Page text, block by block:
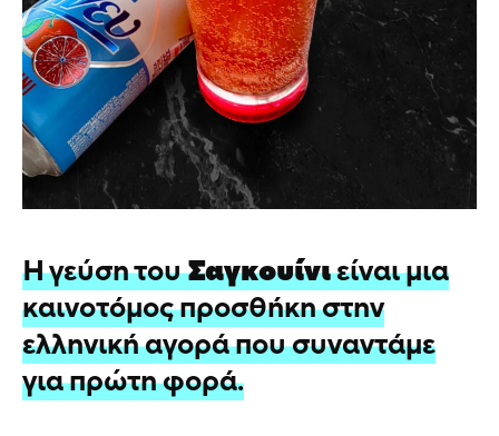
Η γεύση τουΣαγκουίνιείναι μια
καινοτόμος προσθήκη στην
ελληνική αγορά που συναντάμε
για πρώτη φορά.